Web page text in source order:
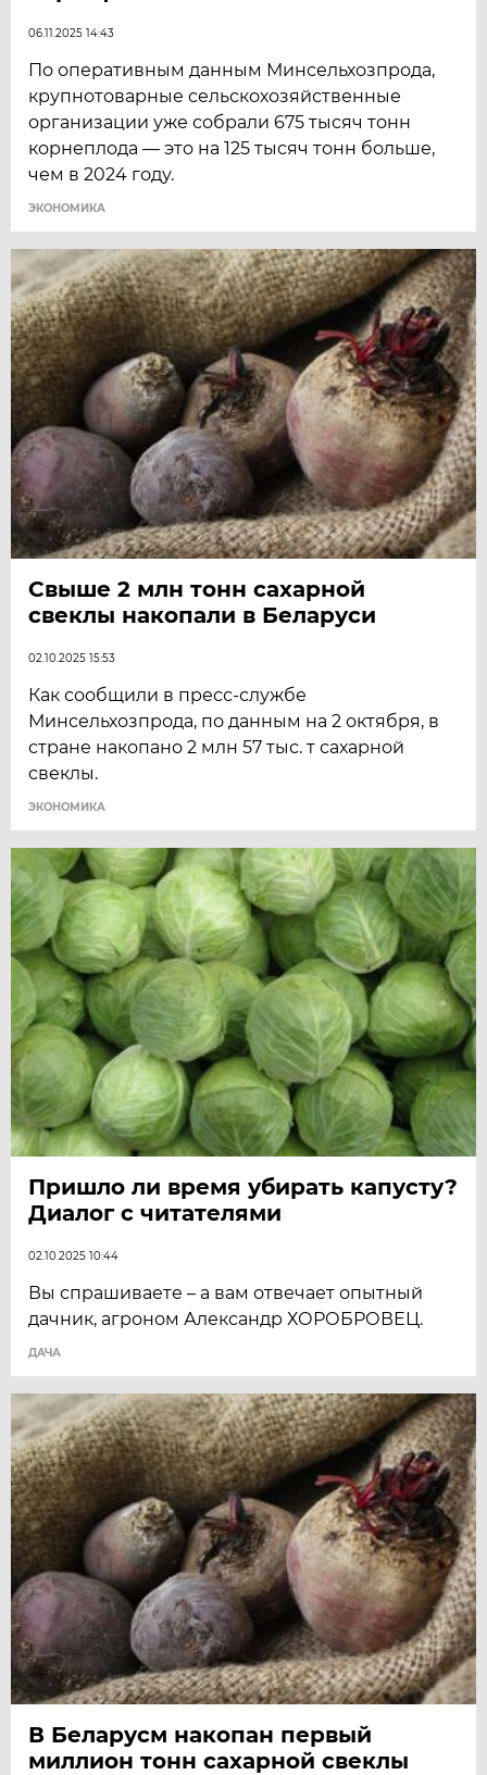
06.11.2025 14:43
По оперативным данным Минсельхозпрода,
крупнотоварные сельскохозяйственные
организации уже собрали 675 тысяч тонн
корнеплода — это на 125 тысяч тонн больше,
чем в 2024 году.
ЭКОНОМИКА
Свыше 2 млн тонн сахарной
свеклы накопали в Беларуси
02.10.2025 15:53
Как сообщили в пресс-службе
Минсельхозпрода, по данным на 2 октября, в
стране накопано 2 млн 57 тыс. т сахарной
свеклы.
ЭКОНОМИКА
Пришло ли время убирать капусту?
Диалог с читателями
02.10.2025 10:44
Вы спрашиваете – а вам отвечает опытный
дачник, агроном Александр ХОРОБРОВЕЦ.
ДАЧА
В Беларусм накопан первый
миллион тонн сахарной свеклы